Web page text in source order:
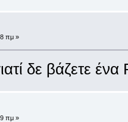
πμ »
δε βάζετε
πμ »